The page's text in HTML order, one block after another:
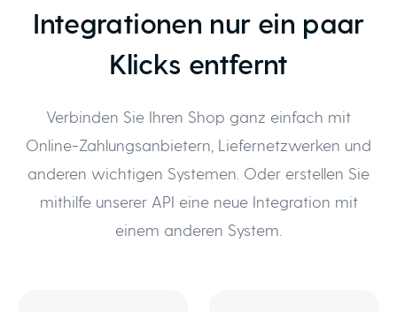
Integrationen nur ein paar
Klicks entfernt
Verbinden Sie Ihren Shop ganz einfach mit
Online-Zahlungsanbietern, Liefernetzwerken und
anderen wichtigen Systemen. Oder erstellen Sie
mithilfe unserer API eine neue Integration mit
einem anderen System.